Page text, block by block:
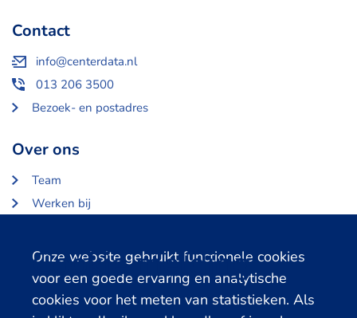
Cookie melding
Onze website gebruikt functionele cookies
voor een goede ervaring en analytische
cookies voor het meten van statistieken. Als
Contact
info@centerdata.nl
013 206 3500
Bezoek- en postadres
Over ons
Team
Werken bij
Partners en opdrachtgevers
Gerelateerde databanken